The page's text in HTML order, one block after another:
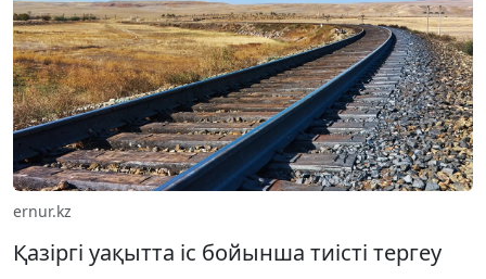
ernur.kz
Қазіргі уақытта іс бойынша тиісті тергеу